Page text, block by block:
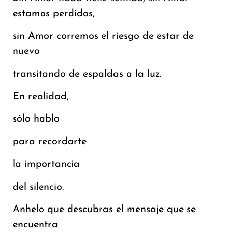
estamos perdidos,
sin Amor corremos el riesgo de estar de
nuevo
transitando de espaldas a la luz.
En realidad,
sólo hablo
para recordarte
la importancia
del silencio.
Anhelo que descubras el mensaje que se
encuentra